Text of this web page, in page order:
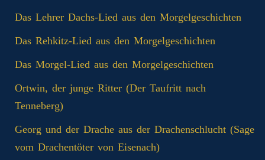
Das Lehrer Dachs-Lied aus den Morgelgeschichten
Das Rehkitz-Lied aus den Morgelgeschichten
Das Morgel-Lied aus den Morgelgeschichten
Ortwin, der junge Ritter (Der Taufritt nach
Tenneberg)
Georg und der Drache aus der Drachenschlucht (Sage
vom Drachentöter von Eisenach)